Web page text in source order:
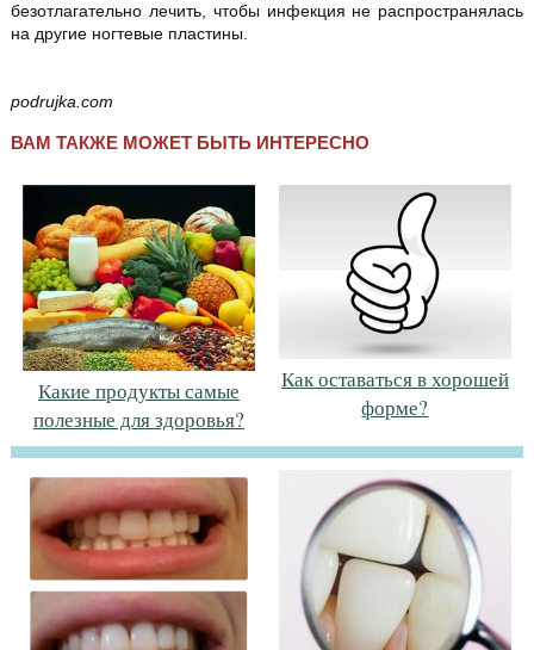
безотлагательно лечить, чтобы инфекция не распространялась
на другие ногтевые пластины.
podrujka.com
ВАМ ТАКЖЕ МОЖЕТ БЫТЬ ИНТЕРЕСНО
Какие продукты самые
полезные для здоровья?
Как оставаться в хорошей
форме?